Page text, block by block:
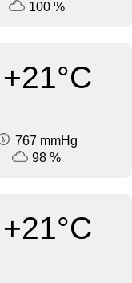
100 %
+21°C
767 mmHg
98 %
+21°C